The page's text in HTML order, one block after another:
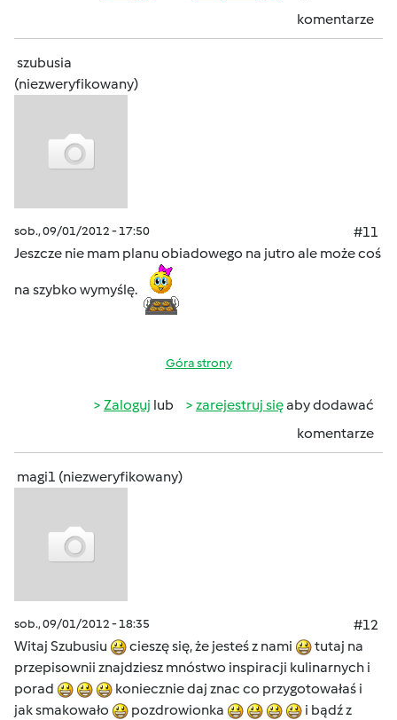
komentarze
szubusia
(niezweryfikowany)
sob., 09/01/2012 - 17:50
#11
Jeszcze nie mam planu obiadowego na jutro ale może coś
na szybko wymyślę.
Góra strony
Zaloguj lub zarejestruj sięaby dodawać
komentarze
magi1 (niezweryfikowany)
sob., 09/01/2012 - 18:35
#12
Witaj Szubusiu
cieszę się, że jesteś z nami
tutaj na
przepisownii znajdziesz mnóstwo inspiracji kulinarnych i
porad
koniecznie daj znac co przygotowałaś i
jak smakowało
pozdrowionka
i bądź z